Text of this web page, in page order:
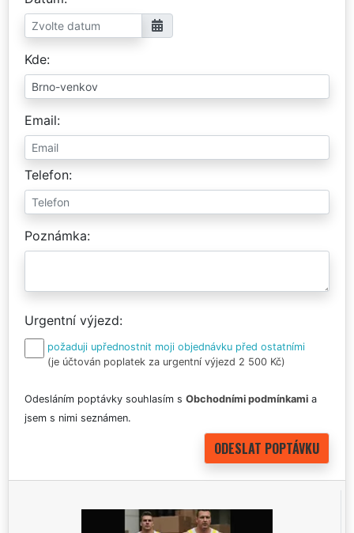
Kde
Email
Telefon
Poznámka
Urgentní výjezd
požaduji upřednostnit moji objednávku před ostatními
(je účtován poplatek za urgentní výjezd 2 500 Kč)
Odesláním poptávky souhlasím s Obchodními podmínkami a
jsem s nimi seznámen.